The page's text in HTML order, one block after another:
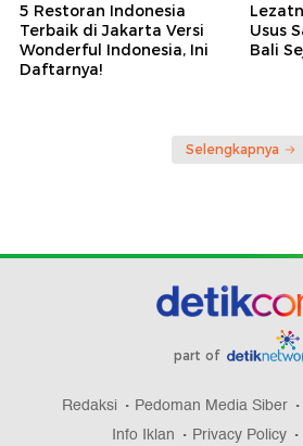
5 Restoran Indonesia
Terbaik di Jakarta Versi
Wonderful Indonesia, Ini
Daftarnya!
Usus
Bali
Selengkapnya
part of
Redaksi Pedoman Media Siber
Info Iklan
Privacy Policy